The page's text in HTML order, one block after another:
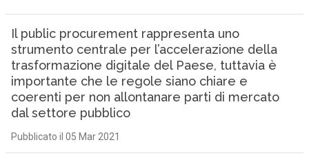
Il public procurement rappresenta uno
strumento centrale per l’accelerazione della
trasformazione digitale del Paese, tuttavia è
importante che le regole siano chiare e
coerenti per non allontanare parti di mercato
dal settore pubblico
Pubblicato il 05 Mar 2021